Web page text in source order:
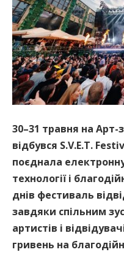
30–31 травня на
відбувся S.V.E.T.
поєднала
технології і
днів фестиваль
завдяки спільним
артистів і
гривень на